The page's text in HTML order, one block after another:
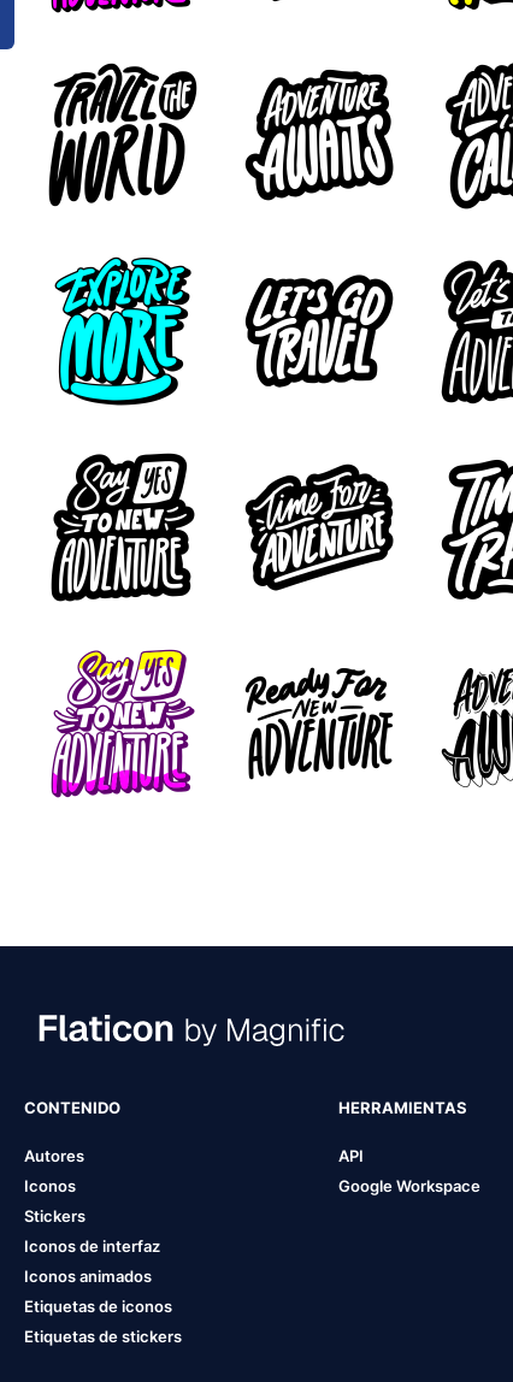
CONTENIDO
Autores
Iconos
Stickers
Iconos de interfaz
Iconos animados
Etiquetas de iconos
Etiquetas de stickers
HERRAMIENTAS
API
Google Workspace